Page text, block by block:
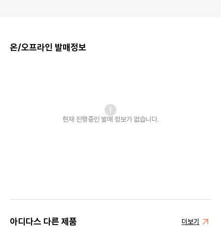
온/오프라인 발매정보
현재 진행중인 발매 정보가 없습니다.
아디다스 다른 제품 더보기